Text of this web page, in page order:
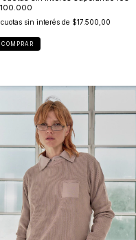
cuotas sin interés de $17.500,00
COMPRAR